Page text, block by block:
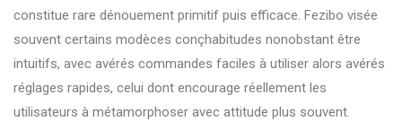
constitue rare dénouement primitif puis efficace. Fezibo visée
souvent certains modèces conçhabitudes nonobstant être
intuitifs, avec avérés commandes faciles à utiliser alors avérés
réglages rapides, celui dont encourage réellement les
utilisateurs à métamorphoser avec attitude plus souvent.